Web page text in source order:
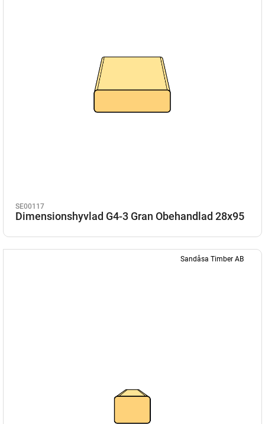
SE00117
Dimensionshyvlad G4-3 Gran Obehandlad 28x95
Sandåsa Timber AB